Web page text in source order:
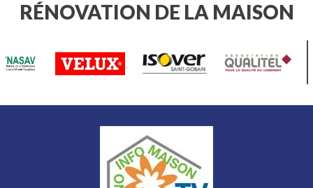
beauté de votre extérieur.
RÉNOVATION DE LA MAISON